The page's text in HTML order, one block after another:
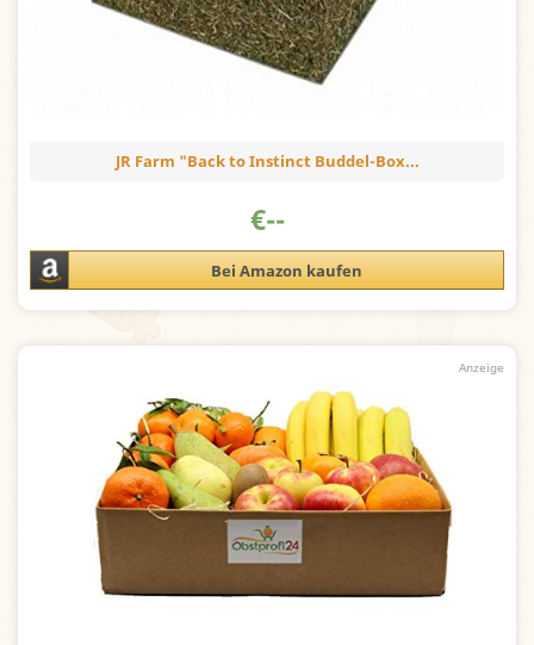
JR Farm "Back to Instinct Buddel-Box...
€--
Bei Amazon kaufen